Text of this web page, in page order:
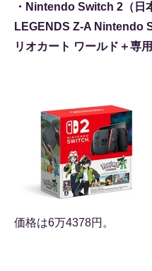
・Nintendo Switch 2（日
LEGENDS Z-A Nintendo
リオカート ワールド＋専
価格は6万4378円。